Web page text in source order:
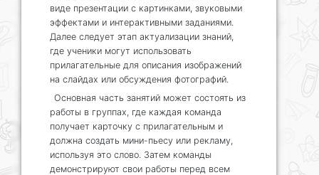
виде презентации с картинками, звуковыми
эффектами и интерактивными заданиями.
Далее следует этап актуализации знаний,
где ученики могут использовать
прилагательные для описания изображений
на слайдах или обсуждения фотографий.
Основная часть занятий может состоять из
работы в группах, где каждая команда
получает карточку с прилагательным и
должна создать мини-пьесу или рекламу,
используя это слово. Затем команды
демонстрируют свои работы перед всем